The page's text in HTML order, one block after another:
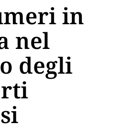
in
nel
degli